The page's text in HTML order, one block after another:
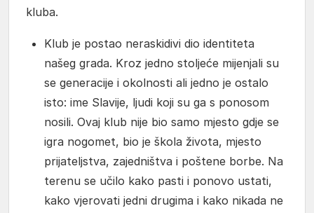
kluba.
Klub je postao neraskidivi dio identiteta
našeg grada. Kroz jedno stoljeće mijenjali su
se generacije i okolnosti ali jedno je ostalo
isto: ime Slavije, ljudi koji su ga s ponosom
nosili. Ovaj klub nije bio samo mjesto gdje se
igra nogomet, bio je škola života, mjesto
prijateljstva, zajedništva i poštene borbe. Na
terenu se učilo kako pasti i ponovo ustati,
kako vjerovati jedni drugima i kako nikada ne